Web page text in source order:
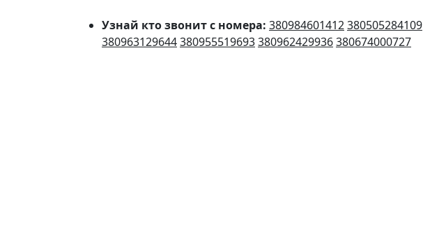
Узнай кто звонит с номера: 380984601412380505284109
380963129644380955519693380962429936380674000727